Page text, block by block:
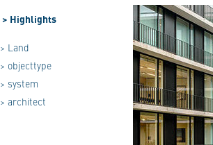
> Highlights
> Land
> objecttype
> system
> architect